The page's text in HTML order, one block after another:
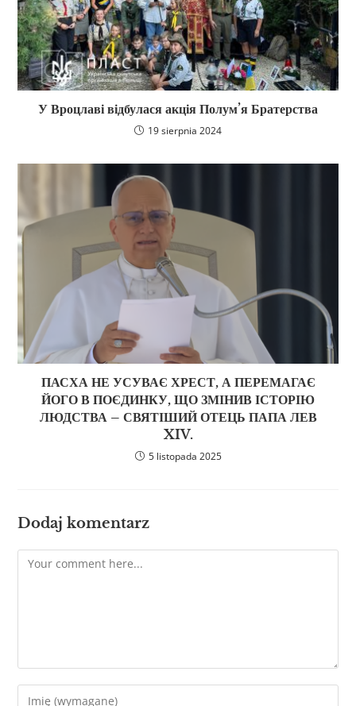
У Вроцлаві відбулася акція Полум’я Братерства
19 sierpnia 2024
ПАСХА НЕ УСУВАЄ ХРЕСТ, А ПЕРЕМАГАЄ
ЙОГО В ПОЄДИНКУ, ЩО ЗМІНИВ ІСТОРІЮ
ЛЮДСТВА – СВЯТІШИЙ ОТЕЦЬ ПАПА ЛЕВ
XIV.
5 listopada 2025
Dodaj komentarz